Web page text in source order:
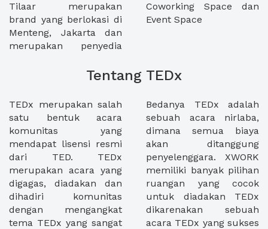
Tilaar merupakan
brand yang berlokasi di
Menteng, Jakarta dan
merupakan penyedia
Coworking Space dan
Event Space
Tentang TEDx
TEDx merupakan salah
satu bentuk acara
komunitas yang
mendapat lisensi resmi
dari TED. TEDx
merupakan acara yang
digagas, diadakan dan
dihadiri komunitas
dengan mengangkat
tema TEDx yang sangat
Bedanya TEDx adalah
sebuah acara nirlaba,
dimana semua biaya
akan ditanggung
penyelenggara. XWORK
memiliki banyak pilihan
ruangan yang cocok
untuk diadakan TEDx
dikarenakan sebuah
acara TEDx yang sukses